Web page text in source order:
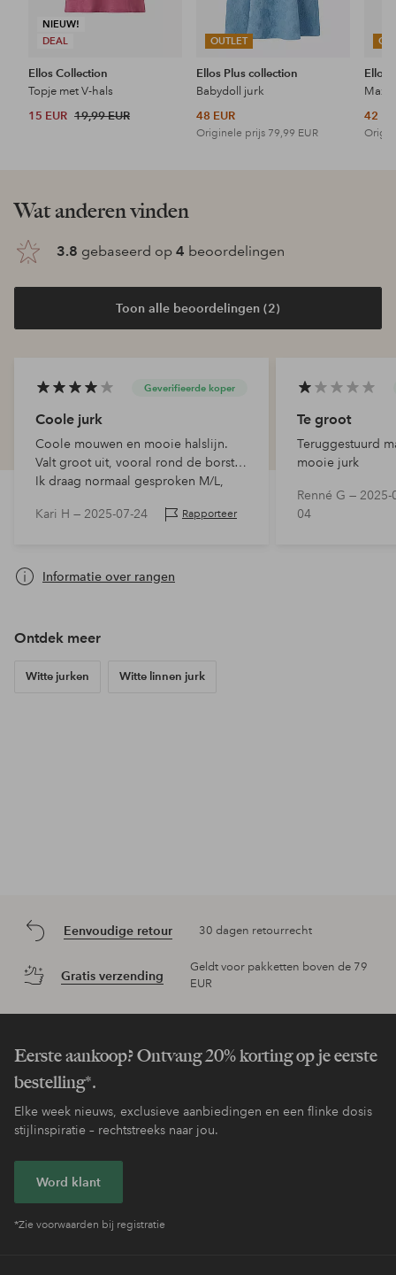
NIEUW!
DEAL
Ellos Collection
Topje met V-hals
15 EUR 19,99 EUR
OUTLET
Ellos Plus collection
Babydoll jurk
48 EUR
Originele prijs 79,99 EUR
Ellos
Maxi-
42
Wat anderen vinden
3.8 gebaseerd op 4 beoordelingen
Toon alle beoordelingen (2)
Geverifieerde koper
Coole jurk
Coole mouwen en mooie halslijn.
Valt groot uit, vooral rond de borst.
Ik draag normaal gesproken M/L,
kiezen.
Kari H — 2025-07-24 Rapporteer
Te groot
Teruggestuurd
mooie jurk
Renné G — 2025-
04
Informatie over rangen
Ontdek meer
Witte jurken Witte linnen jurk
Eenvoudige retour 30 dagen retourrecht
Gratis verzending
Geldt voor pakketten boven de 79
EUR
Eerste aankoop? Ontvang 20% korting op je eerste
bestelling*.
Elke week nieuws, exclusieve aanbiedingen en een flinke dosis
stijlinspiratie – rechtstreeks naar jou.
Word klant
*Zie voorwaarden bij registratie